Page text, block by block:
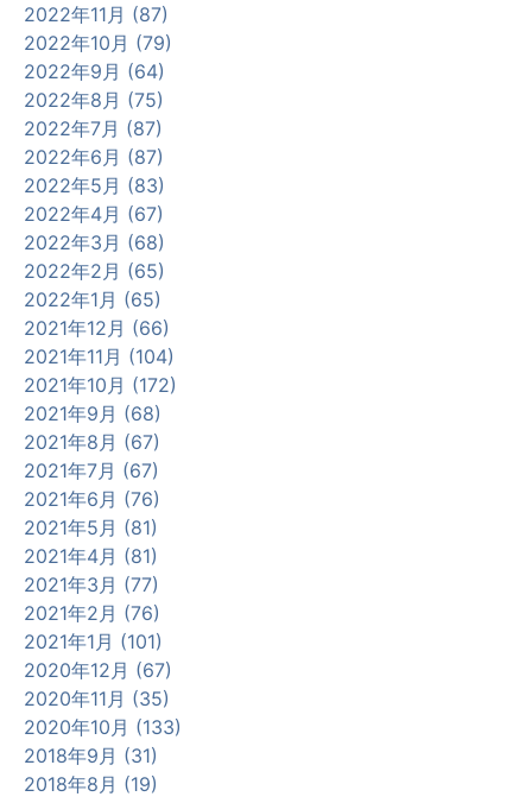
2022年11月 (87)
2022年10月 (79)
2022年9月 (64)
2022年8月 (75)
2022年7月 (87)
2022年6月 (87)
2022年5月 (83)
2022年4月 (67)
2022年3月 (68)
2022年2月 (65)
2022年1月 (65)
2021年12月 (66)
2021年11月 (104)
2021年10月 (172)
2021年9月 (68)
2021年8月 (67)
2021年7月 (67)
2021年6月 (76)
2021年5月 (81)
2021年4月 (81)
2021年3月 (77)
2021年2月 (76)
2021年1月 (101)
2020年12月 (67)
2020年11月 (35)
2020年10月 (133)
2018年9月 (31)
2018年8月 (19)